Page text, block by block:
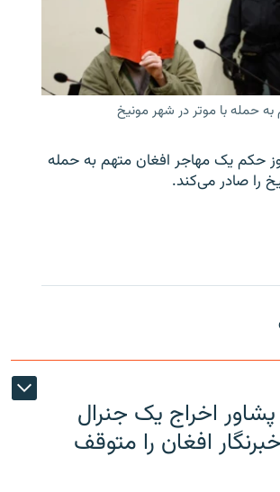
حمله با موتر در شهر مونیخ
حکم یک مهاجر افغان متهم به حمله
را صادر می‌کند.
اخراج یک جنرال
افغان را متوقف